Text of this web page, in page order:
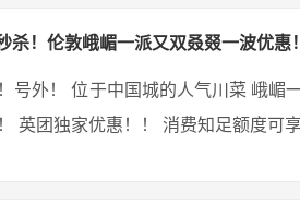
杀！伦敦峨嵋一派又双叒叕一波优惠！
号外！ 位于中国城的人气川菜 峨嵋
英团独家优惠！！ 消费知足额度可